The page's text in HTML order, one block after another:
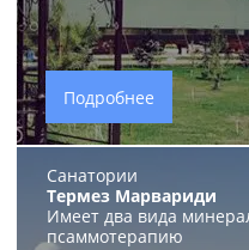
Подробнее
Санатории
Термез Марвариди
Имеет два вида
псаммотерапию